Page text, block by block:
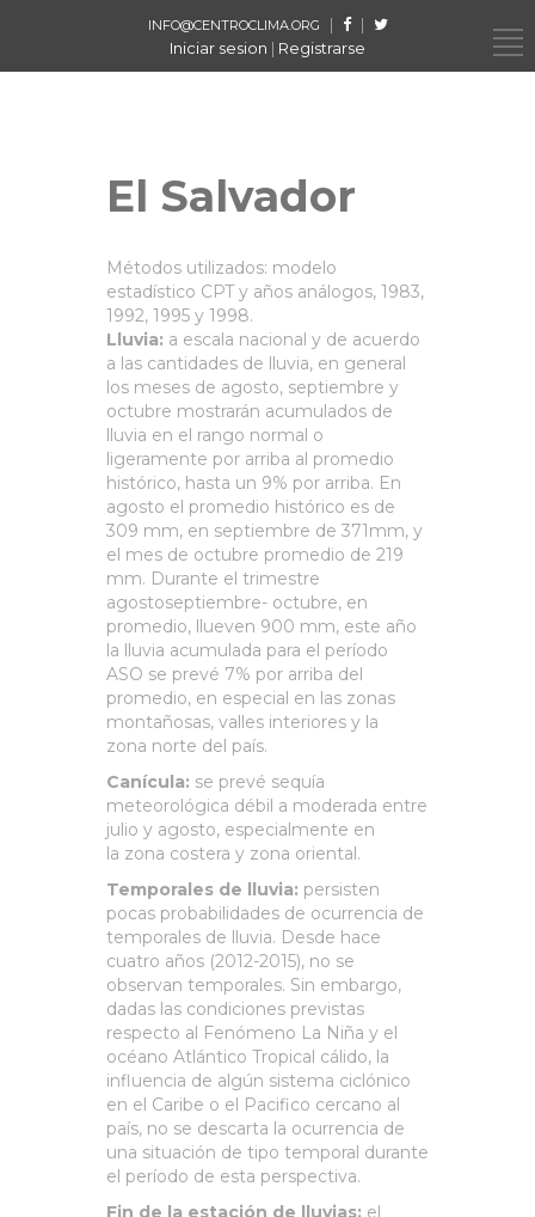
INFO@CENTROCLIMA.ORG |
|
Iniciar sesion | Registrarse
El Salvador
Métodos utilizados: modelo
estadístico CPT y años análogos, 1983,
1992, 1995 y 1998.
Lluvia: a escala nacional y de acuerdo
a las cantidades de lluvia, en general
los meses de agosto, septiembre y
octubre mostrarán acumulados de
lluvia en el rango normal o
ligeramente por arriba al promedio
histórico, hasta un 9% por arriba. En
agosto el promedio histórico es de
309 mm, en septiembre de 371mm, y
el mes de octubre promedio de 219
mm. Durante el trimestre
agostoseptiembre- octubre, en
promedio, llueven 900 mm, este año
la lluvia acumulada para el período
ASO se prevé 7% por arriba del
promedio, en especial en las zonas
montañosas, valles interiores y la
zona norte del país.
Canícula: se prevé sequía
meteorológica débil a moderada entre
julio y agosto, especialmente en
la zona costera y zona oriental.
Temporales de lluvia: persisten
pocas probabilidades de ocurrencia de
temporales de lluvia. Desde hace
cuatro años (2012-2015), no se
observan temporales. Sin embargo,
dadas las condiciones previstas
respecto al Fenómeno La Niña y el
océano Atlántico Tropical cálido, la
influencia de algún sistema ciclónico
en el Caribe o el Pacifico cercano al
país, no se descarta la ocurrencia de
una situación de tipo temporal durante
el período de esta perspectiva.
Fin de la estación de lluvias: el